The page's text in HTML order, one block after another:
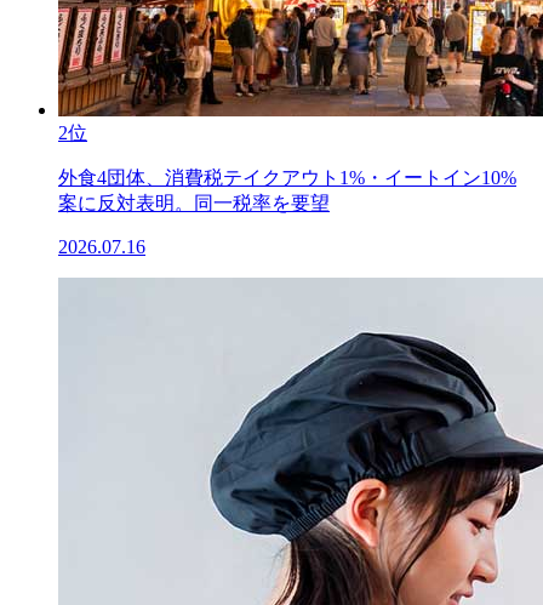
2位
外食4団体、消費税テイクアウト1%・イートイン10%
案に反対表明。同一税率を要望
2026.07.16